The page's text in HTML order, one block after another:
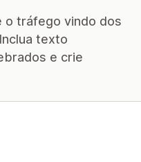
o tráfego vindo dos
texto
e crie